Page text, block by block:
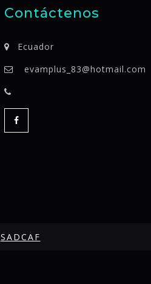
Contáctenos
Ecuador
evamplus_83@hotmail.com
SADCAF